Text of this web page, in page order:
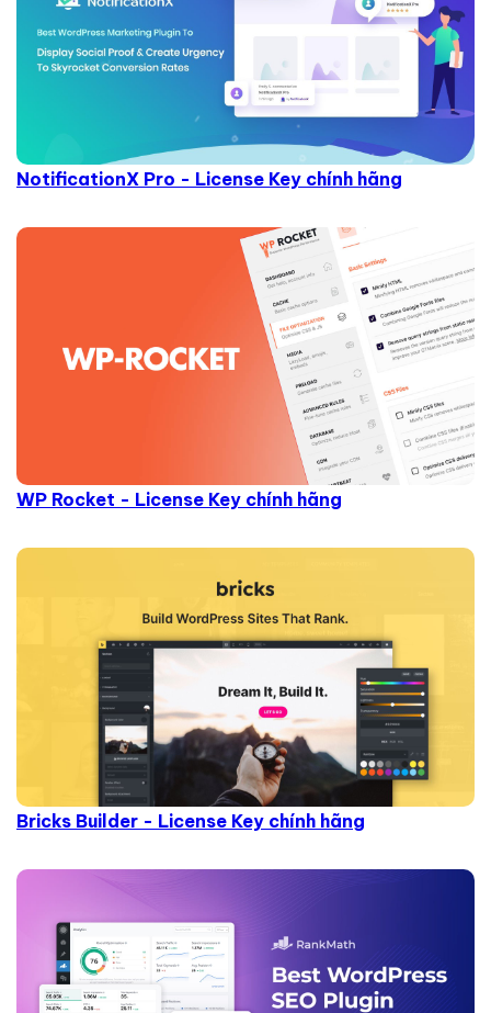
NotificationX Pro - License Key chính hãng
WP Rocket - License Key chính hãng
Bricks Builder - License Key chính hãng